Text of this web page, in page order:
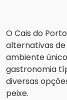
O Cais do
alternativas de
ambiente
gastronomia
diversas
peixe.